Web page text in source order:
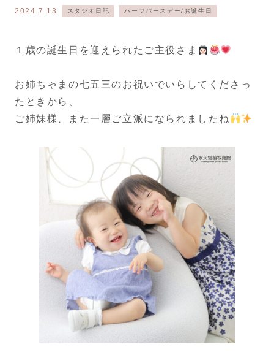
2024.7.13 スタジオ日記 ハーフバースデー/お誕生日
１歳の誕生日を迎えられたご主役さま
お姉ちゃまの七五三のお祝いでいらしてくださっ
たときから、
ご姉妹様、また一層ご立派になられましたね